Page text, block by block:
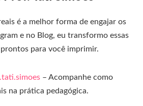
é a melhor forma de engajar os
e no Blog, eu transformo essas
para você imprimir.
– Acompanhe como
na prática pedagógica.